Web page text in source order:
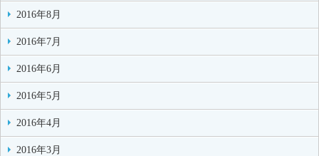
2016年8月
2016年7月
2016年6月
2016年5月
2016年4月
2016年3月